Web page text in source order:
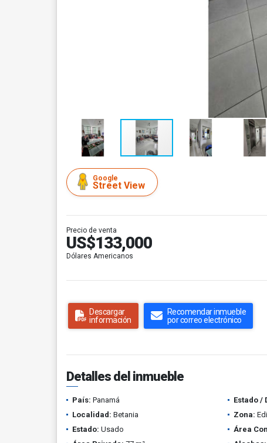
Google
Street View
Precio de venta
US$133,000
Dólares Americanos
Descargar
información
Recomendar inmueble
por correo electrónico
Detalles del inmueble
País: Panamá Estado /
Localidad: Betania Zona:
Estado: Usado Área